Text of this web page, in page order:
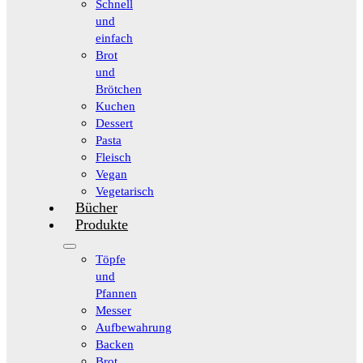
Schnell
und
einfach
Brot
und
Brötchen
Kuchen
Dessert
Pasta
Fleisch
Vegan
Vegetarisch
Bücher
Produkte
Töpfe
und
Pfannen
Messer
Aufbewahrung
Backen